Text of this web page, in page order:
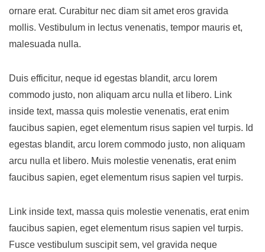
ornare erat. Curabitur nec diam sit amet eros gravida
mollis. Vestibulum in lectus venenatis, tempor mauris et,
malesuada nulla.
Duis efficitur, neque id egestas blandit, arcu lorem
commodo justo, non aliquam arcu nulla et libero. Link
inside text, massa quis molestie venenatis, erat enim
faucibus sapien, eget elementum risus sapien vel turpis. Id
egestas blandit, arcu lorem commodo justo, non aliquam
arcu nulla et libero. Muis molestie venenatis, erat enim
faucibus sapien, eget elementum risus sapien vel turpis.
Link inside text, massa quis molestie venenatis, erat enim
faucibus sapien, eget elementum risus sapien vel turpis.
Fusce vestibulum suscipit sem, vel gravida neque